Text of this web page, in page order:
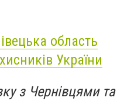
область
України
з Чернівцями та